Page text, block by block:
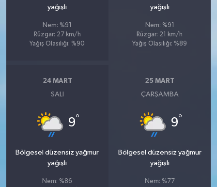
yağışlı
Nem: %91
Rüzgar: 27 km/h
Yağış Olasılığı: %90
yağışlı
Nem: %91
Rüzgar: 21 km/h
Yağış Olasılığı: %89
24 MART
SALI
9°
Bölgesel düzensiz yağmur
yağışlı
Nem: %86
25 MART
ÇARŞAMBA
9°
Bölgesel düzensiz yağmur
yağışlı
Nem: %77